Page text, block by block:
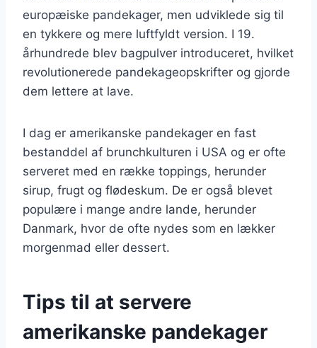
europæiske pandekager, men udviklede sig til
en tykkere og mere luftfyldt version. I 19.
århundrede blev bagpulver introduceret, hvilket
revolutionerede pandekageopskrifter og gjorde
dem lettere at lave.
I dag er amerikanske pandekager en fast
bestanddel af brunchkulturen i USA og er ofte
serveret med en række toppings, herunder
sirup, frugt og flødeskum. De er også blevet
populære i mange andre lande, herunder
Danmark, hvor de ofte nydes som en lækker
morgenmad eller dessert.
Tips til at servere
amerikanske pandekager